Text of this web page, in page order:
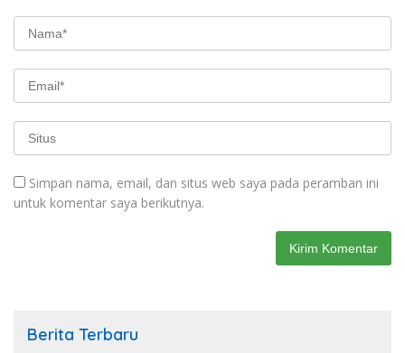
Simpan nama, email, dan situs web saya pada peramban ini
untuk komentar saya berikutnya.
Berita Terbaru